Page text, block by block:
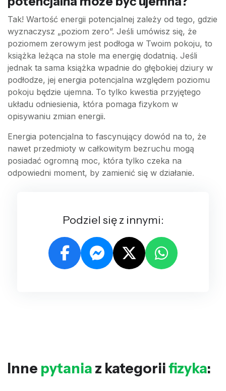
Tak! Wartość energii potencjalnej zależy od tego, gdzie
wyznaczysz „poziom zero”. Jeśli umówisz się, że
poziomem zerowym jest podłoga w Twoim pokoju, to
książka leżąca na stole ma energię dodatnią. Jeśli
jednak ta sama książka wpadnie do głębokiej dziury w
podłodze, jej energia potencjalna względem poziomu
pokoju będzie ujemna. To tylko kwestia przyjętego
układu odniesienia, która pomaga fizykom w
opisywaniu zmian energii.
Energia potencjalna to fascynujący dowód na to, że
nawet przedmioty w całkowitym bezruchu mogą
posiadać ogromną moc, która tylko czeka na
odpowiedni moment, by zamienić się w działanie.
Podziel się z innymi:
Inne pytania z kategoriifizyka: